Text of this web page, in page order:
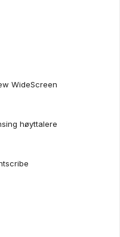
WideScreen
høyttalere